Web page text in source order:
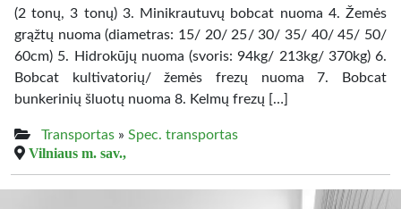
(2 tonų, 3 tonų) 3. Minikrautuvų bobcat nuoma 4. Žemės
grąžtų nuoma (diametras: 15/ 20/ 25/ 30/ 35/ 40/ 45/ 50/
60cm) 5. Hidrokūjų nuoma (svoris: 94kg/ 213kg/ 370kg) 6.
Bobcat kultivatorių/ žemės frezų nuoma 7. Bobcat
bunkerinių šluotų nuoma 8. Kelmų frezų […]
Transportas » Spec. transportas
Vilniaus m. sav.,